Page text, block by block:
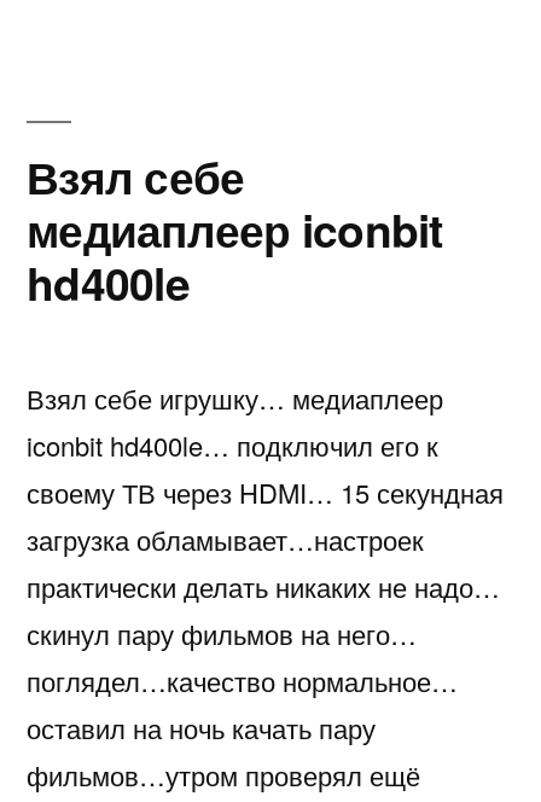
Взял себе
медиаплеер iconbit
hd400le
Взял себе игрушку… медиаплеер
iconbit hd400le… подключил его к
своему ТВ через HDMI… 15 секундная
загрузка обламывает…настроек
практически делать никаких не надо…
скинул пару фильмов на него…
поглядел…качество нормальное…
оставил на ночь качать пару
фильмов…утром проверял ещё